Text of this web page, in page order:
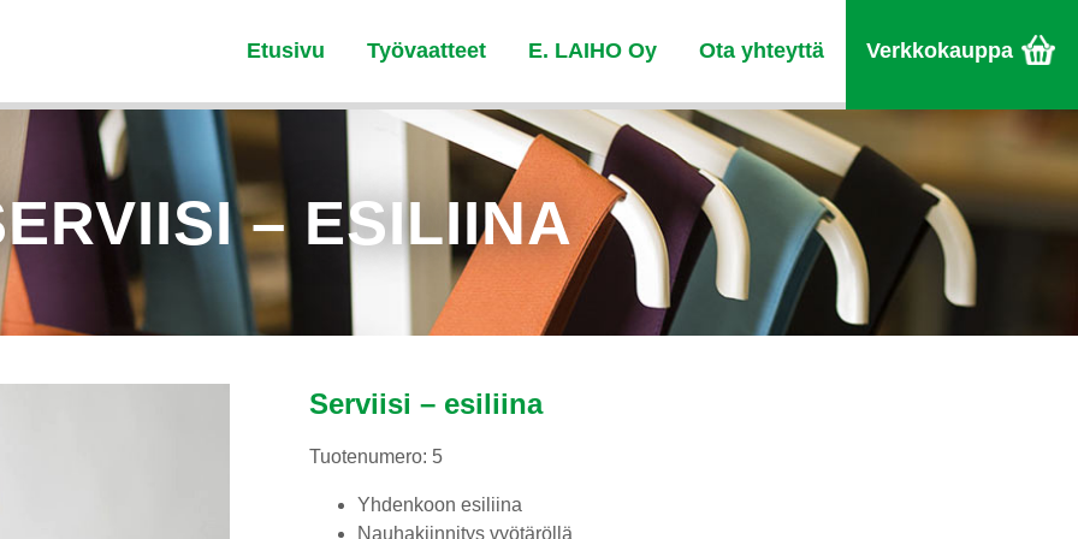
Etusivu Työvaatteet E. LAIHO Oy Ota yhteyttä Verkkokauppa
– ESILIINA
Serviisi – esiliina
Tuotenumero: 5
Yhdenkoon esiliina
Nauhakiinnitys vyötäröllä